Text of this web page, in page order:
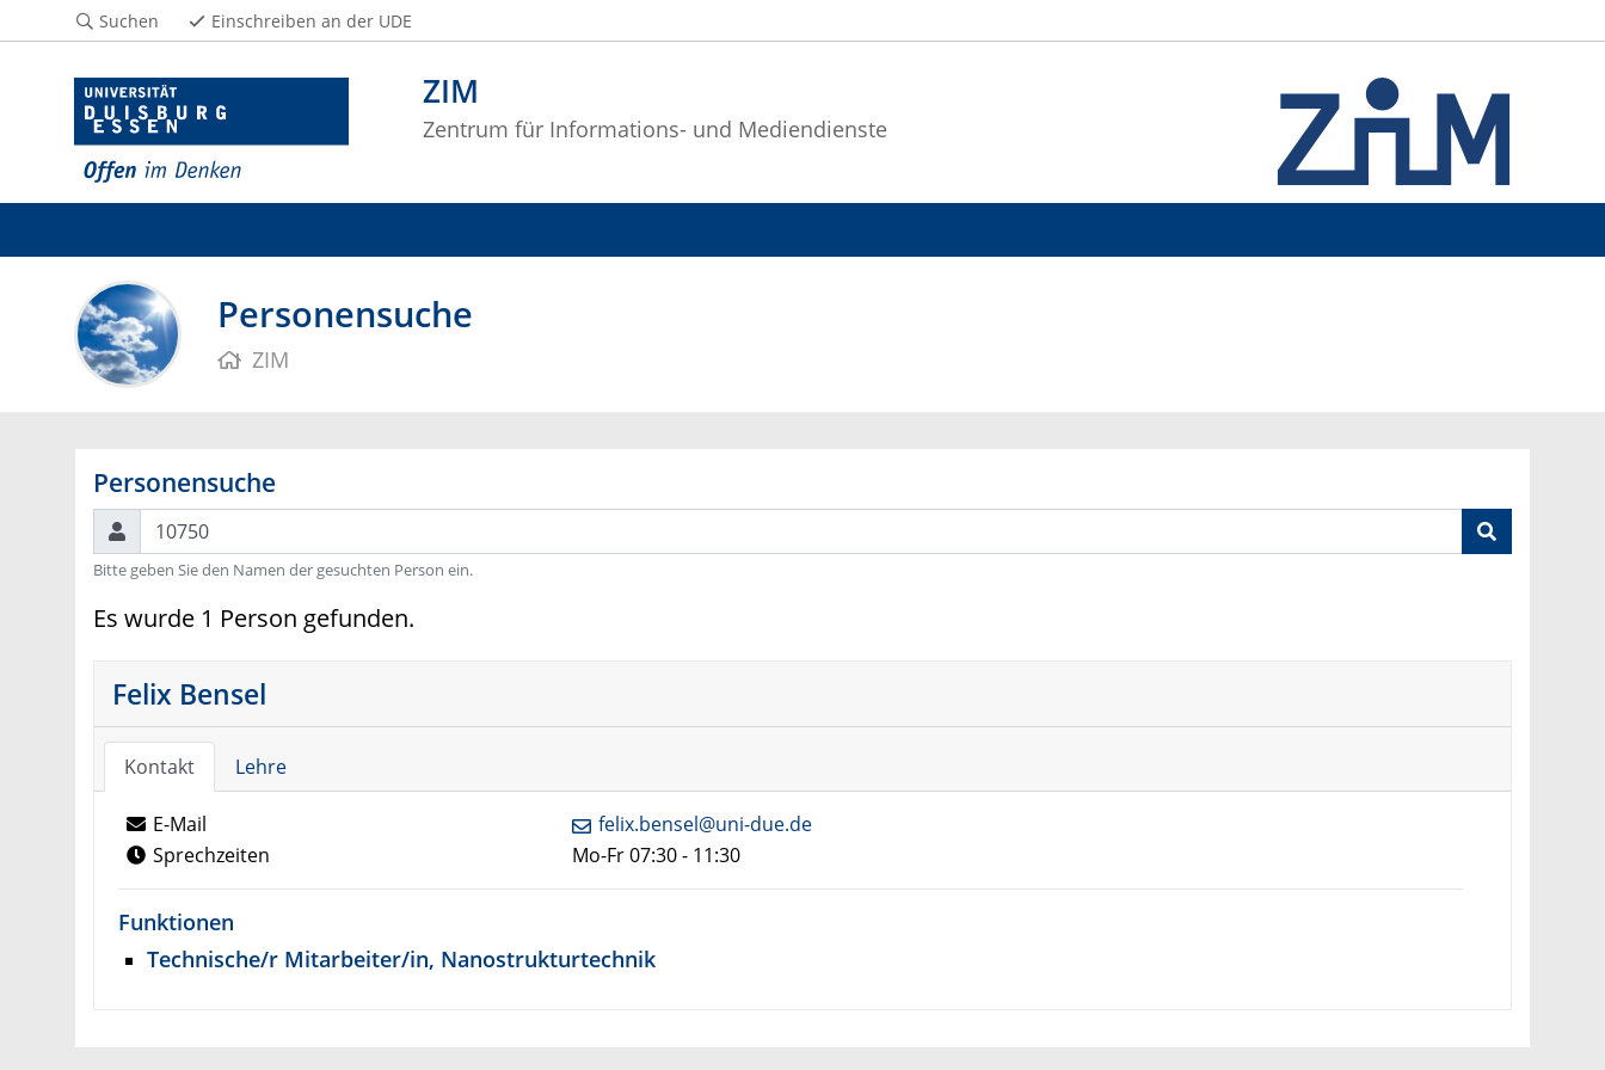
ZIM
Zentrum für Informations- und Mediendienste
Suchen Einschreiben an der UDE
Personensuche
ZIM
Personensuche
Suchen
Bitte geben Sie den Namen der gesuchten Person ein.
Es wurde 1 Person gefunden.
Felix Bensel
Kontakt Lehre
E-Mail
felix.bensel@uni-due.de
Sprechzeiten
Mo-Fr 07:30 - 11:30
Funktionen
Technische/r Mitarbeiter/in, Nanostrukturtechnik